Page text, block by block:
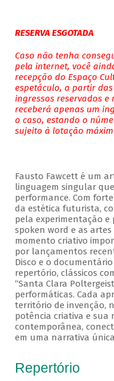
RESERVA ESGOTADA
Caso não tenha
pela internet, você
recepção do Espaço
espetáculo, a partir
ingressos reservados e
receberá apenas um
o caso, estando o
sujeito à lotação
Fausto Fawcett é um
linguagem singular
performance. Com
da estética futurista,
pela experimentação
spoken word e as
momento criativo
por lançamentos
Disco e o
repertório, clássicos
“Santa Clara
performáticas. Cada
território de invenção,
potência criativa e sua
contemporânea,
em uma narrativa
Repertório